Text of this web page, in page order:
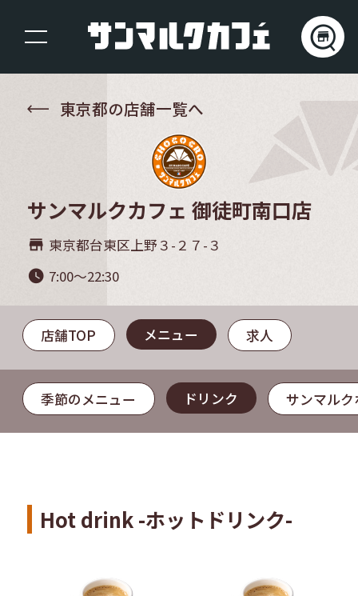
東京都の店舗一覧へ
サンマルクカフェ 御徒町南口店
store_mall_directory 東京都台東区上野３-２７-３
watch_later 7:00～22:30
店舗TOP メニュー 求人
季節のメニュー ドリンク サンマル
Hot drink -ホットドリンク-